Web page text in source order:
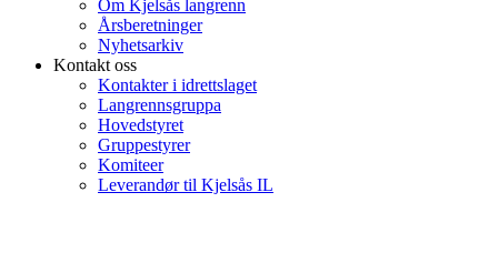
Om Kjelsås langrenn
Årsberetninger
Nyhetsarkiv
Kontakt oss
Kontakter i idrettslaget
Langrennsgruppa
Hovedstyret
Gruppestyrer
Komiteer
Leverandør til Kjelsås IL